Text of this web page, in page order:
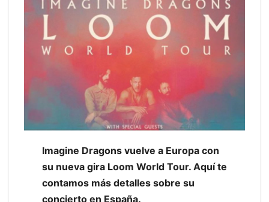
Imagine Dragons vuelve a Europa con
su nueva gira Loom World Tour. Aquí te
contamos más detalles sobre su
concierto en España.